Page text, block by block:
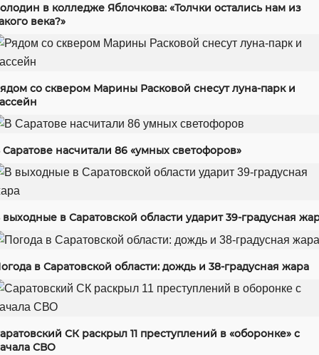
в колледже Яблочкова: «Толчки остались нам из
века?»
со сквером Марины Расковой снесут луна-парк и
Саратове насчитали 86 «умных светофоров»
выходные в Саратовской области ударит 39-градусная
в Саратовской области: дождь и 38-градусная жара
СК раскрыл 11 преступлений в «оборонке» с
СВО